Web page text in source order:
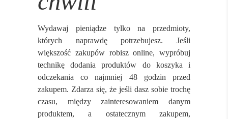
Wydawaj pieniądze tylko na przedmioty,
których naprawdę potrzebujesz. Jeśli
większość zakupów robisz online, wypróbuj
technikę dodania produktów do koszyka i
odczekania co najmniej 48 godzin przed
zakupem. Zdarza się, że jeśli dasz sobie trochę
czasu, między zainteresowaniem danym
produktem, a ostatecznym zakupem,